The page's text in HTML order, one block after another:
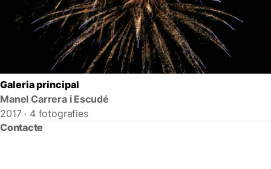
Galeria principal
Manel Carrera i Escudé
2017 · 4 fotografies
Contacte